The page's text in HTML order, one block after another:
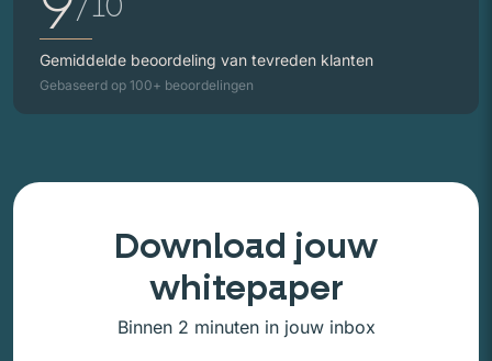
Gemiddelde beoordeling van tevreden klanten
Gebaseerd op 100+ beoordelingen
Download jouw
whitepaper
Binnen 2 minuten in jouw inbox